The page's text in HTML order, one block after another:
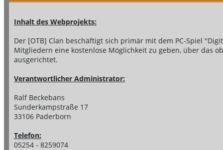
Inhalt des Webprojekts:
Der [OTB] Clan beschäftigt sich primär mit dem PC-Spiel
Mitgliedern eine kostenlose Möglichkeit zu geben, über das
ausgerichtet.
Verantwortlicher Administrator:
Ralf Beckebans
Sunderkampstraße 17
33106 Paderborn
Telefon:
05254 - 8259074